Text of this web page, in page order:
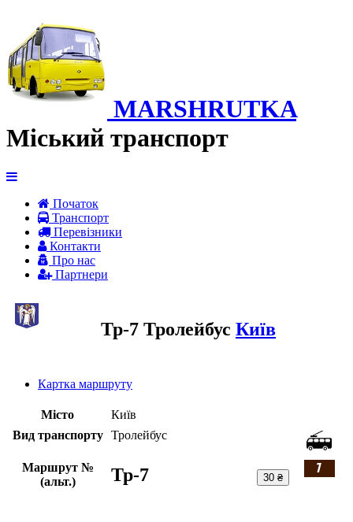
MARSHRUTKA
Міський транспорт
Початок
Транспорт
Перевiзники
Контакти
Про нас
Партнери
Тр-7 Тролейбус Київ
Картка маршруту
Місто
Київ
Вид транспорту
Тролейбус
Маршрут №
(альт.)
Тр-7 30 ₴